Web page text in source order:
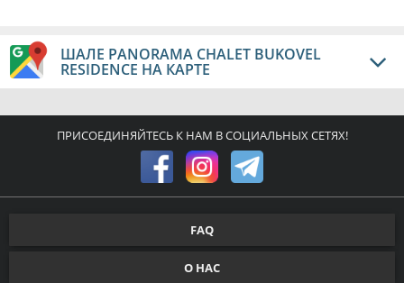
ШАЛЕ PANORAMA CHALET BUKOVEL
RESIDENCE НА КАРТЕ
ПРИСОЕДИНЯЙТЕСЬ К НАМ В СОЦИАЛЬНЫХ СЕТЯХ!
FAQ
О НАС